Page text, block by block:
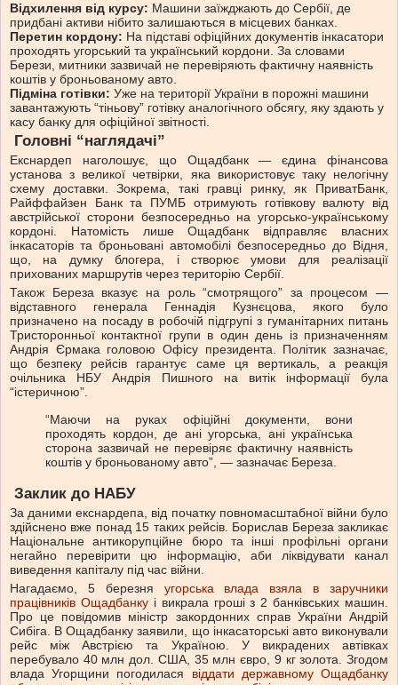
Відхилення від курсу: Машини заїжджають до Сербії, де
придбані активи нібито залишаються в місцевих банках.
Перетин кордону: На підставі офіційних документів інкасатори
проходять угорський та український кордони. За словами
Берези, митники зазвичай не перевіряють фактичну наявність
коштів у броньованому авто.
Підміна готівки: Уже на території України в порожні машини
завантажують “тіньову” готівку аналогічного обсягу, яку здають у
касу банку для офіційної звітності.
Головні “наглядачі”
Екснардеп наголошує, що Ощадбанк — єдина фінансова
установа з великої четвірки, яка використовує таку нелогічну
схему доставки. Зокрема, такі гравці ринку, як ПриватБанк,
Райффайзен Банк та ПУМБ отримують готівкову валюту від
австрійської сторони безпосередньо на угорсько-українському
кордоні. Натомість лише Ощадбанк відправляє власних
інкасаторів та броньовані автомобілі безпосередньо до Відня,
що, на думку блогера, і створює умови для реалізації
прихованих маршрутів через територію Сербії.
Також Береза вказує на роль “смотрящого” за процесом —
відставного генерала Геннадія Кузнєцова, якого було
призначено на посаду в робочій підгрупі з гуманітарних питань
Тристоронньої контактної групи в один день із призначенням
Андрія Єрмака головою Офісу президента. Політик зазначає,
що безпеку рейсів гарантує саме ця вертикаль, а реакція
очільника НБУ Андрія Пишного на витік інформації була
“істеричною”.
“Маючи на руках офіційні документи, вони
проходять кордон, де ані угорська, ані українська
сторона зазвичай не перевіряє фактичну наявність
коштів у броньованому авто”, — зазначає Береза.
Заклик до НАБУ
За даними екснардепа, від початку повномасштабної війни було
здійснено вже понад 15 таких рейсів. Борислав Береза закликає
Національне антикорупційне бюро та інші профільні органи
негайно перевірити цю інформацію, аби ліквідувати канал
виведення капіталу під час війни.
Нагадаємо, 5 березня угорська влада взяла в заручники
працівників Ощадбанкуі викрала гроші з 2 банківських машин.
Про це повідомив міністр закордонних справ України Андрій
Сибіга. В Ощадбанку заявили, що інкасаторські авто виконували
рейс між Австрією та Україною. У викрадених автівках
перебувало 40 млн дол. США, 35 млн євро, 9 кг золота. Згодом
влада Угорщини погодилася віддати державному Ощадбанку